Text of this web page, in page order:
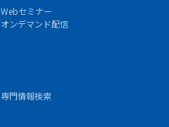
Webセミナー
オンデマンド配信
専門情報検索